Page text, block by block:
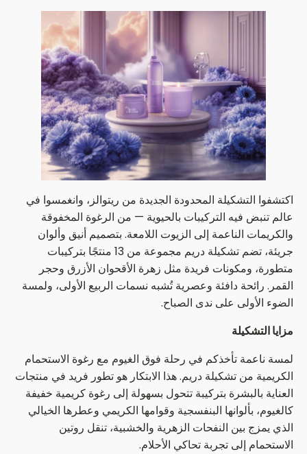
اكتشفوا التشكيلة المحدودة الجديدة من ريتوالز، وانغمسوا في
عالم تنبض فيه التركيبات بالحيوية — من الرغوة المخفوقة
والكريمات الناعمة إلى الزيوت اللامعة. بتصميم أنيق وألوان
جريئة، تضم تشكيلة دريم مجموعة من 13 منتجًا بتركيبات
متطورة، ومكونات فريدة مثل زهرة الأقحوان الأزرق وحجر
القمر. رائحة دافئة وعصرية تُشبه نسمات الربيع الأولى، ولمسة
الضوء الأولى على ندى الصباح.
مزايا التشكيلة
لمسة ناعمة تأخذكم في رحلة فوق الغيوم مع رغوة الاستحمام
الكريمية من تشكيلة دريم. هذا الابتكار هو تطور فريد في منتجات
العناية بالبشرة بتركيبة تتحول بسهولة إلى رغوة كريمية خفيفة
كالغيوم، بألوانها البنفسجية وقوامها الكريمي وعطرها الخيالي
الذي يمزج بين النفحات الزهرية والخشبية، تنقل روتين
الاستحمام إلى تجربة تحاكي الأحلام.